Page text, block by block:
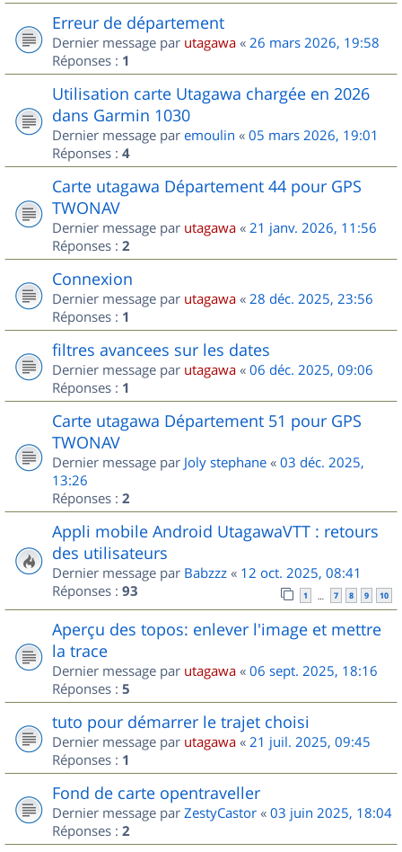
Erreur de département
Dernier message par utagawa « 26 mars 2026, 19:58
Réponses : 1
Utilisation carte Utagawa chargée en 2026
dans Garmin 1030
Dernier message par emoulin « 05 mars 2026, 19:01
Réponses : 4
Carte utagawa Département 44 pour GPS
TWONAV
Dernier message par utagawa « 21 janv. 2026, 11:56
Réponses : 2
Connexion
Dernier message par utagawa « 28 déc. 2025, 23:56
Réponses : 1
filtres avancees sur les dates
Dernier message par utagawa « 06 déc. 2025, 09:06
Réponses : 1
Carte utagawa Département 51 pour GPS
TWONAV
Dernier message par Joly stephane « 03 déc. 2025,
13:26
Réponses : 2
Appli mobile Android UtagawaVTT : retours
des utilisateurs
Dernier message par Babzzz « 12 oct. 2025, 08:41
Réponses : 93 1 … 7 8 9 10
Aperçu des topos: enlever l'image et mettre
la trace
Dernier message par utagawa « 06 sept. 2025, 18:16
Réponses : 5
tuto pour démarrer le trajet choisi
Dernier message par utagawa « 21 juil. 2025, 09:45
Réponses : 1
Fond de carte opentraveller
Dernier message par ZestyCastor « 03 juin 2025, 18:04
Réponses : 2